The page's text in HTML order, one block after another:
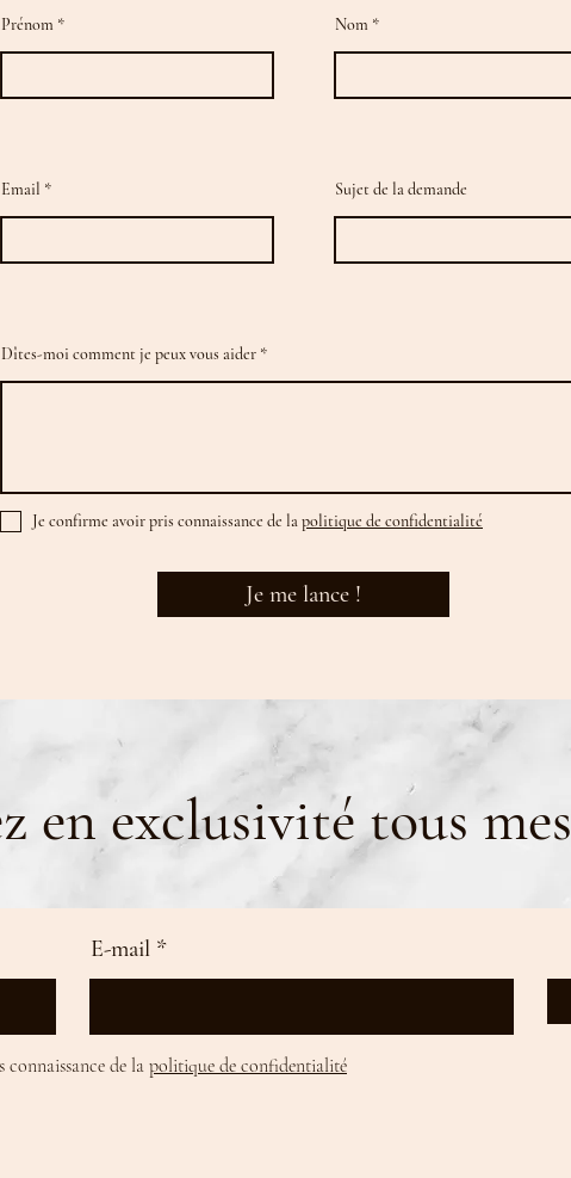
Prénom Nom
Email Sujet de la demande
Dîtes-moi comment je peux vous aider
Je confirme avoir pris connaissance de lapolitique de confidentialité
Je me lance !
en exclusivité tous
E-mail
de lapolitique de confidentialité